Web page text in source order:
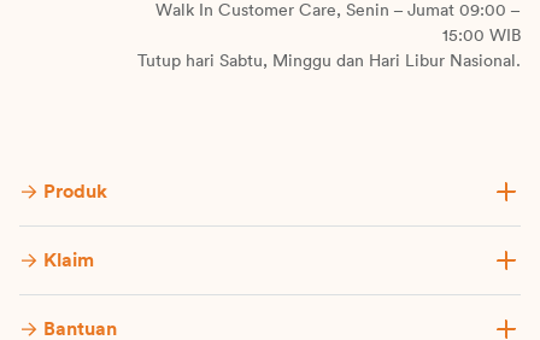
Walk In Customer Care, Senin – Jumat 09:00 –
15:00 WIB
Tutup hari Sabtu, Minggu dan Hari Libur Nasional.
Produk
Klaim
Bantuan